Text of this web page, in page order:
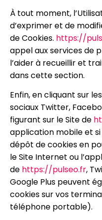
À tout moment,
d’exprimer et de
de Cookies. https://
appel aux services de
l’aider à recueillir et
dans cette section.
Enfin, en cliquant sur
sociaux Twitter,
figurant sur le Site de
application mobile et
dépôt de cookies en
le Site Internet ou
de https://pulseo.fr,
Google Plus peuvent
cookies sur vos
téléphone portable).